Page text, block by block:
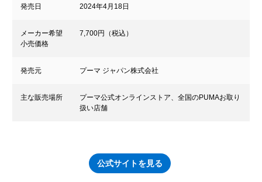
発売日 2024年4月18日
メーカー希望
小売価格
7,700円（税込）
発売元 プーマ ジャパン株式会社
主な販売場所
プーマ公式オンラインストア、全国のPUMAお取り
扱い店舗
公式サイトを見る